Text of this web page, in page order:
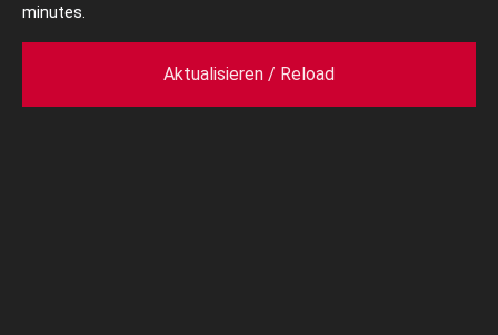
minutes.
Aktualisieren / Reload